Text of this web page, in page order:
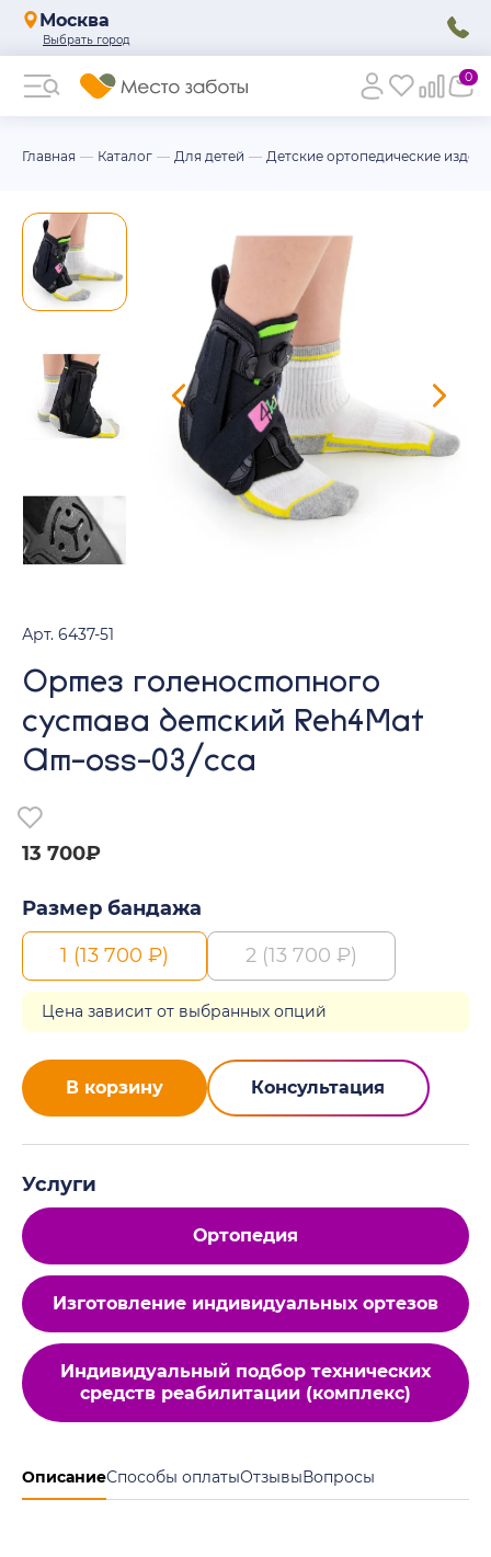
Москва
0
Главная Каталог Для детей Детские ортопедические
Арт. 6437-51
Ортез голеностопного
сустава детский Reh4Mat
Am-oss-03/cca
13 700₽
Размер бандажа
1 (13 700 ₽)
2 (13 700 ₽)
Цена зависит от выбранных опций
В корзину Консультация
Услуги
Ортопедия
Изготовление индивидуальных ортезов
Индивидуальный подбор технических
средств реабилитации (комплекс)
ОписаниеСпособы оплатыОтзывыВопросы